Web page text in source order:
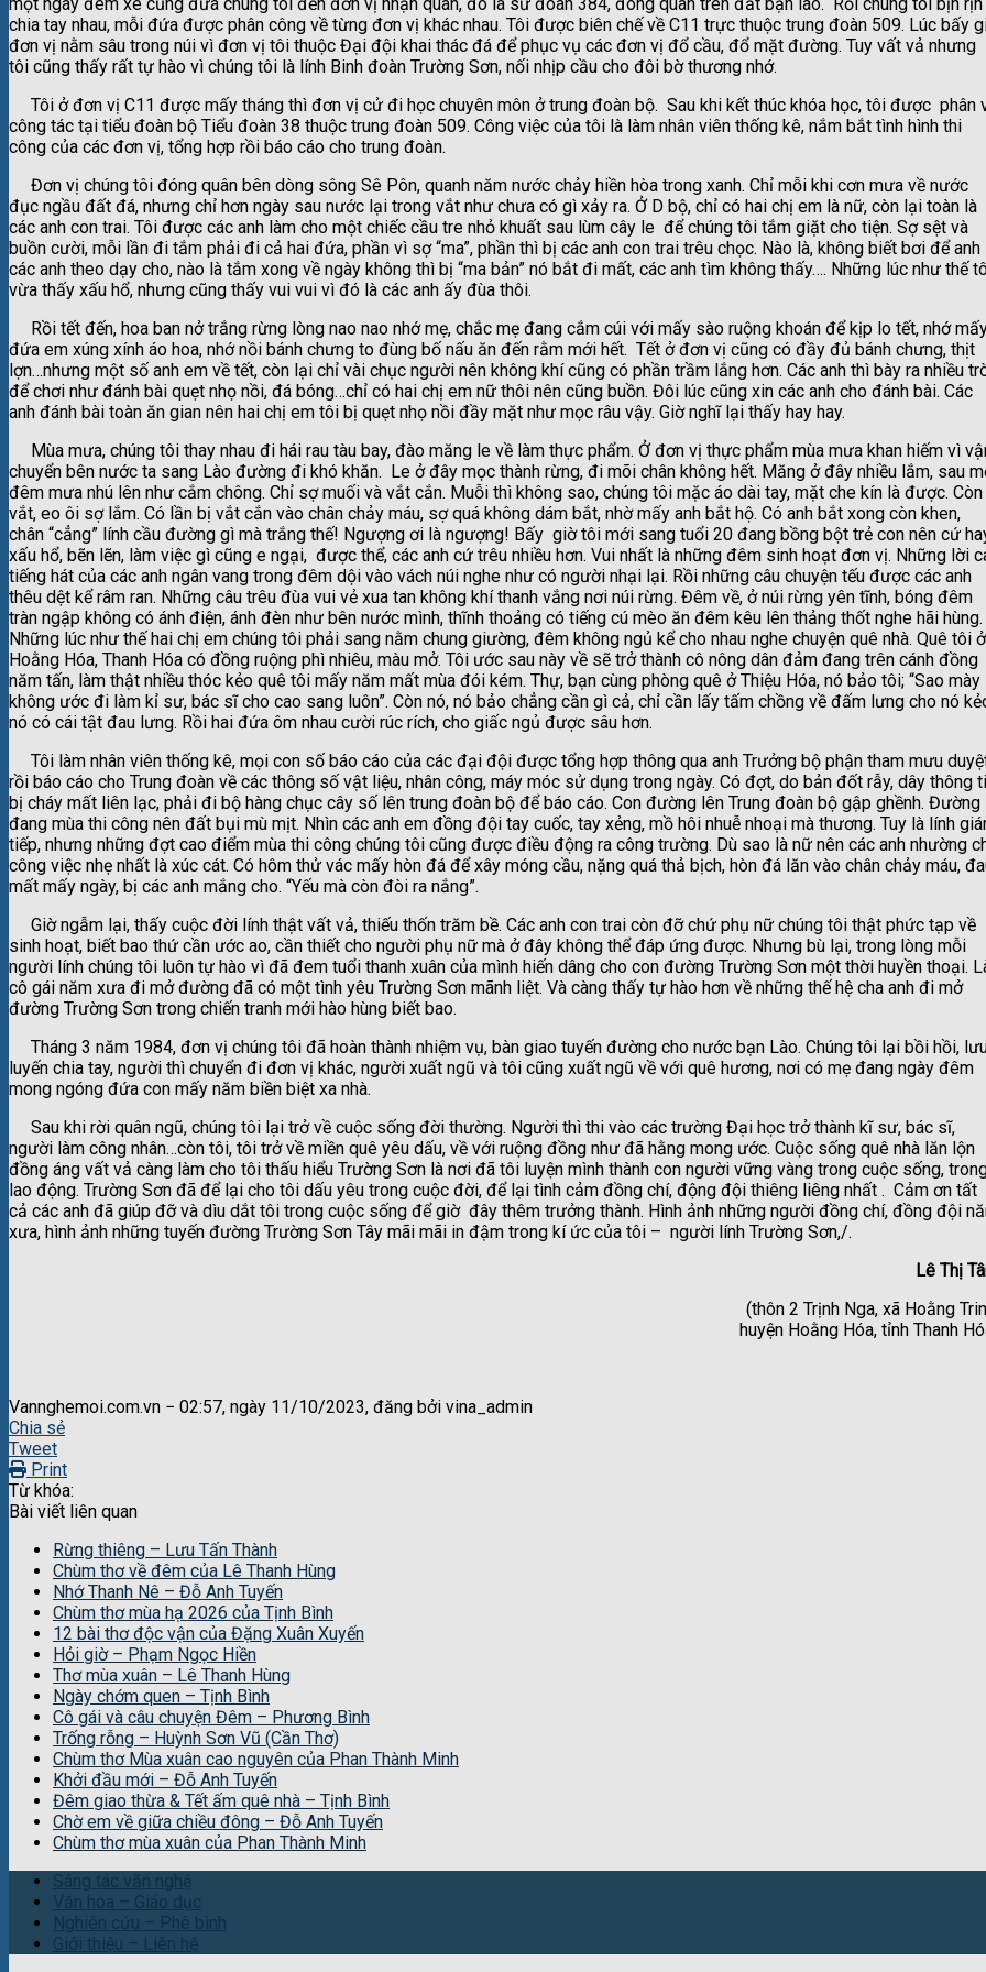
chia tay nhau, mỗi đứa được phân công về từng đơn vị khác nhau. Tôi được biên chế về C11 trực thuộc trung đoàn 509. Lúc bấy
đơn vị nằm sâu trong núi vì đơn vị tôi thuộc Đại đội khai thác đá để phục vụ các đơn vị đổ cầu, đổ mặt đường. Tuy vất vả nhưng
tôi cũng thấy rất tự hào vì chúng tôi là lính Binh đoàn Trường Sơn, nối nhịp cầu cho đôi bờ thương nhớ.
Tôi ở đơn vị C11 được mấy tháng thì đơn vị cử đi học chuyên môn ở trung đoàn bộ. Sau khi kết thúc khóa học, tôi được phân
công tác tại tiểu đoàn bộ Tiểu đoàn 38 thuộc trung đoàn 509. Công việc của tôi là làm nhân viên thống kê, nắm bắt tình hình thi
công của các đơn vị, tổng hợp rồi báo cáo cho trung đoàn.
Đơn vị chúng tôi đóng quân bên dòng sông Sê Pôn, quanh năm nước chảy hiền hòa trong xanh. Chỉ mỗi khi cơn mưa về nước
đục ngầu đất đá, nhưng chỉ hơn ngày sau nước lại trong vắt như chưa có gì xảy ra. Ở D bộ, chỉ có hai chị em là nữ, còn lại toàn là
các anh con trai. Tôi được các anh làm cho một chiếc cầu tre nhỏ khuất sau lùm cây le để chúng tôi tắm giặt cho tiện. Sợ sệt và
buồn cười, mỗi lần đi tắm phải đi cả hai đứa, phần vì sợ “ma”, phần thì bị các anh con trai trêu chọc. Nào là, không biết bơi để anh
các anh theo dạy cho, nào là tắm xong về ngày không thì bị “ma bản” nó bắt đi mất, các anh tìm không thấy…. Những lúc như thế
vừa thấy xấu hổ, nhưng cũng thấy vui vui vì đó là các anh ấy đùa thôi.
Rồi tết đến, hoa ban nở trắng rừng lòng nao nao nhớ mẹ, chắc mẹ đang cắm cúi với mấy sào ruộng khoán để kịp lo tết, nhớ
đứa em xúng xính áo hoa, nhớ nồi bánh chưng to đùng bố nấu ăn đến rằm mới hết. Tết ở đơn vị cũng có đầy đủ bánh chưng, thịt
lợn…nhưng một số anh em về tết, còn lại chỉ vài chục người nên không khí cũng có phần trầm lắng hơn. Các anh thì bày ra nhiều
để chơi như đánh bài quẹt nhọ nồi, đá bóng…chỉ có hai chị em nữ thôi nên cũng buồn. Đôi lúc cũng xin các anh cho đánh bài. Các
anh đánh bài toàn ăn gian nên hai chị em tôi bị quẹt nhọ nồi đầy mặt như mọc râu vậy. Giờ nghĩ lại thấy hay hay.
Mùa mưa, chúng tôi thay nhau đi hái rau tàu bay, đào măng le về làm thực phẩm. Ở đơn vị thực phẩm mùa mưa khan hiếm vì
chuyển bên nước ta sang Lào đường đi khó khăn. Le ở đây mọc thành rừng, đi mõi chân không hết. Măng ở đây nhiều lắm, sau
đêm mưa nhú lên như cắm chông. Chỉ sợ muối và vắt cắn. Muỗi thì không sao, chúng tôi mặc áo dài tay, mặt che kín là được. Còn
vắt, eo ôi sợ lắm. Có lần bị vắt cắn vào chân chảy máu, sợ quá không dám bắt, nhờ mấy anh bắt hộ. Có anh bắt xong còn khen,
chân “cẳng” lính cầu đường gì mà trắng thế! Ngượng ơi là ngượng! Bấy giờ tôi mới sang tuổi 20 đang bồng bột trẻ con nên cứ
xấu hổ, bẽn lẽn, làm việc gì cũng e ngại, được thể, các anh cứ trêu nhiều hơn. Vui nhất là những đêm sinh hoạt đơn vị. Những lời
tiếng hát của các anh ngân vang trong đêm dội vào vách núi nghe như có người nhại lại. Rồi những câu chuyện tếu được các anh
thêu dệt kể râm ran. Những câu trêu đùa vui vẻ xua tan không khí thanh vắng nơi núi rừng. Đêm về, ở núi rừng yên tĩnh, bóng đêm
tràn ngập không có ánh điện, ánh đèn như bên nước mình, thĩnh thoảng có tiếng cú mèo ăn đêm kêu lên thảng thốt nghe hãi hùng.
Những lúc như thế hai chị em chúng tôi phải sang nằm chung giường, đêm không ngủ kể cho nhau nghe chuyện quê nhà. Quê tôi ở
Hoằng Hóa, Thanh Hóa có đồng ruộng phì nhiêu, màu mở. Tôi ước sau này về sẽ trở thành cô nông dân đảm đang trên cánh đồng
năm tấn, làm thật nhiều thóc kẻo quê tôi mấy năm mất mùa đói kém. Thự, bạn cùng phòng quê ở Thiệu Hóa, nó bảo tôi; “Sao mày
không ước đi làm kỉ sư, bác sĩ cho cao sang luôn”. Còn nó, nó bảo chẳng cần gì cả, chỉ cần lấy tấm chồng về đấm lưng cho nó
nó có cái tật đau lưng. Rồi hai đứa ôm nhau cười rúc rích, cho giấc ngủ được sâu hơn.
Tôi làm nhân viên thống kê, mọi con số báo cáo của các đại đội được tổng hợp thông qua anh Trưởng bộ phận tham mưu
rồi báo cáo cho Trung đoàn về các thông số vật liệu, nhân công, máy móc sử dụng trong ngày. Có đợt, do bản đốt rẫy, dây thông
bị cháy mất liên lạc, phải đi bộ hàng chục cây số lên trung đoàn bộ để báo cáo. Con đường lên Trung đoàn bộ gập ghềnh. Đường
đang mùa thi công nên đất bụi mù mịt. Nhìn các anh em đồng đội tay cuốc, tay xẻng, mồ hôi nhuễ nhoại mà thương. Tuy là lính
tiếp, nhưng những đợt cao điểm mùa thi công chúng tôi cũng được điều động ra công trường. Dù sao là nữ nên các anh nhường
công việc nhẹ nhất là xúc cát. Có hôm thử vác mấy hòn đá để xây móng cầu, nặng quá thả bịch, hòn đá lăn vào chân chảy máu,
mất mấy ngày, bị các anh mắng cho. “Yếu mà còn đòi ra nắng”.
Giờ ngẫm lại, thấy cuộc đời lính thật vất vả, thiếu thốn trăm bề. Các anh con trai còn đỡ chứ phụ nữ chúng tôi thật phức tạp về
sinh hoạt, biết bao thứ cần ước ao, cần thiết cho người phụ nữ mà ở đây không thể đáp ứng được. Nhưng bù lại, trong lòng mỗi
người lính chúng tôi luôn tự hào vì đã đem tuổi thanh xuân của mình hiến dâng cho con đường Trường Sơn một thời huyền thoại.
cô gái năm xưa đi mở đường đã có một tình yêu Trường Sơn mãnh liệt. Và càng thấy tự hào hơn về những thế hệ cha anh đi mở
đường Trường Sơn trong chiến tranh mới hào hùng biết bao.
Tháng 3 năm 1984, đơn vị chúng tôi đã hoàn thành nhiệm vụ, bàn giao tuyến đường cho nước bạn Lào. Chúng tôi lại bồi hồi,
luyến chia tay, người thì chuyển đi đơn vị khác, người xuất ngũ và tôi cũng xuất ngũ về với quê hương, nơi có mẹ đang ngày đêm
mong ngóng đứa con mấy năm biền biệt xa nhà.
Sau khi rời quân ngũ, chúng tôi lại trở về cuộc sống đời thường. Người thì thi vào các trường Đại học trở thành kĩ sư, bác sĩ,
người làm công nhân…còn tôi, tôi trở về miền quê yêu dấu, về với ruộng đồng như đã hằng mong ước. Cuộc sống quê nhà lăn lộn
đồng áng vất vả càng làm cho tôi thấu hiểu Trường Sơn là nơi đã tôi luyện mình thành con người vững vàng trong cuộc sống,
lao động. Trường Sơn đã để lại cho tôi dấu yêu trong cuộc đời, để lại tình cảm đồng chí, động đội thiêng liêng nhất . Cảm ơn tất
cả các anh đã giúp đỡ và dìu dắt tôi trong cuộc sống để giờ đây thêm trưởng thành. Hình ảnh những người đồng chí, đồng đội
xưa, hình ảnh những tuyến đường Trường Sơn Tây mãi mãi in đậm trong kí ức của tôi – người lính Trường Sơn,/.
Lê Thị
(thôn 2 Trịnh Nga, xã Hoằng
huyện Hoằng Hóa, tỉnh Thanh
Vannghemoi.com.vn − 02:57, ngày 11/10/2023, đăng bởi vina_admin
Chia sẻ
Tweet
Print
Từ khóa:
Bài viết liên quan
Rừng thiêng – Lưu Tấn Thành
Chùm thơ về đêm của Lê Thanh Hùng
Nhớ Thanh Nê – Đỗ Anh Tuyến
Chùm thơ mùa hạ 2026 của Tịnh Bình
12 bài thơ độc vận của Đặng Xuân Xuyến
Hỏi giờ – Phạm Ngọc Hiền
Thơ mùa xuân – Lê Thanh Hùng
Ngày chớm quen – Tịnh Bình
Cô gái và câu chuyện Đêm – Phương Bình
Trống rỗng – Huỳnh Sơn Vũ (Cần Thơ)
Chùm thơ Mùa xuân cao nguyên của Phan Thành Minh
Khởi đầu mới – Đỗ Anh Tuyến
Đêm giao thừa & Tết ấm quê nhà – Tịnh Bình
Chờ em về giữa chiều đông – Đỗ Anh Tuyến
Chùm thơ mùa xuân của Phan Thành Minh